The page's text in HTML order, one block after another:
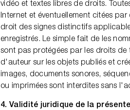
vidéo et textes libres de droits.
Internet et éventuellement citées
droit des signes distinctifs
enregistrés. Le simple fait de les
sont pas protégées par les droits
d'auteur sur les objets publiés et
images, documents sonores,
ou imprimées sont interdites sans
4. Validité juridique de la